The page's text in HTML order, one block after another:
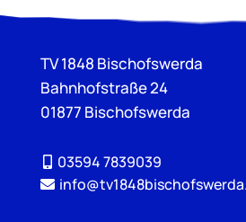
TV 1848 Bischofswerda
Bahnhofstraße 24
01877 Bischofswerda
03594 7839039